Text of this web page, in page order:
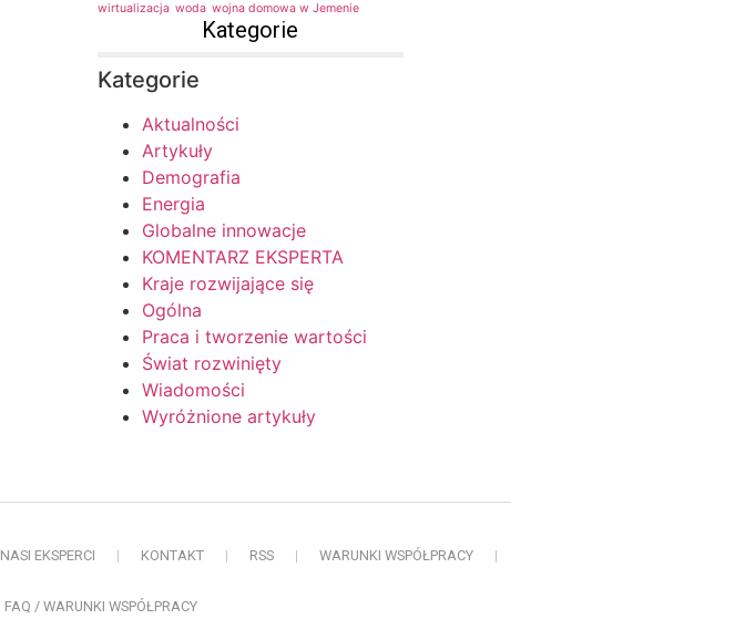
wirtualizacja woda wojna domowa w Jemenie
Kategorie
Kategorie
Aktualności
Artykuły
Demografia
Energia
Globalne innowacje
KOMENTARZ EKSPERTA
Kraje rozwijające się
Ogólna
Praca i tworzenie wartości
Świat rozwinięty
Wiadomości
Wyróżnione artykuły
NASI EKSPERCI KONTAKT RSS WARUNKI WSPÓŁPRACY
FAQ / WARUNKI WSPÓŁPRACY